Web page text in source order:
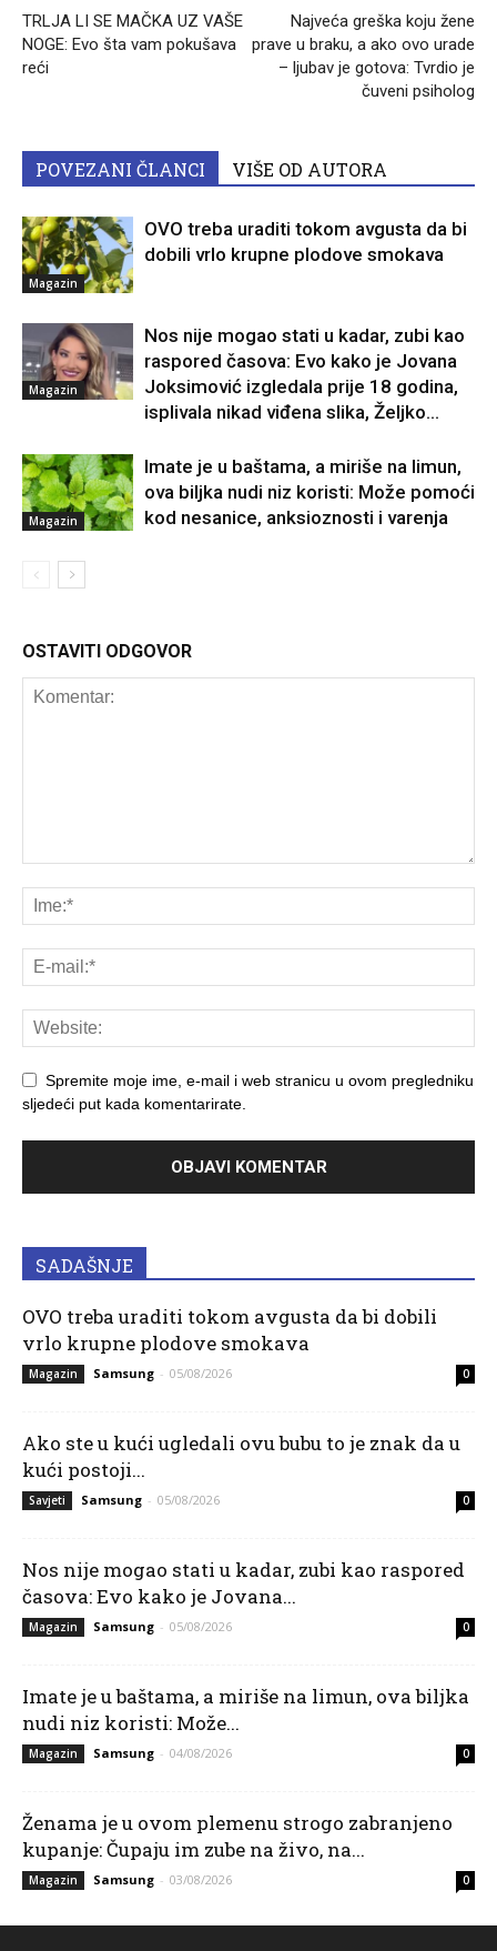
TRLJA LI SE MAČKA UZ VAŠE
NOGE: Evo šta vam pokušava
reći
Najveća greška koju žene
prave u braku, a ako ovo urade
– ljubav je gotova: Tvrdio je
čuveni psiholog
POVEZANI ČLANCI VIŠE OD AUTORA
Magazin
OVO treba uraditi tokom avgusta da bi
dobili vrlo krupne plodove smokava
Magazin
Nos nije mogao stati u kadar, zubi kao
raspored časova: Evo kako je Jovana
Joksimović izgledala prije 18 godina,
isplivala nikad viđena slika, Željko...
Magazin
Imate je u baštama, a miriše na limun,
ova biljka nudi niz koristi: Može pomoći
kod nesanice, anksioznosti i varenja
OSTAVITI ODGOVOR
Spremite moje ime, e-mail i web stranicu u ovom pregledniku
sljedeći put kada komentarirate.
SADAŠNJE
OVO treba uraditi tokom avgusta da bi dobili
vrlo krupne plodove smokava
Magazin Samsung - 05/08/2026 0
Ako ste u kući ugledali ovu bubu to je znak da u
kući postoji...
Savjeti Samsung - 05/08/2026 0
Nos nije mogao stati u kadar, zubi kao raspored
časova: Evo kako je Jovana...
Magazin Samsung - 05/08/2026 0
Imate je u baštama, a miriše na limun, ova biljka
nudi niz koristi: Može...
Magazin Samsung - 04/08/2026 0
Ženama je u ovom plemenu strogo zabranjeno
kupanje: Čupaju im zube na živo, na...
Magazin Samsung - 03/08/2026 0